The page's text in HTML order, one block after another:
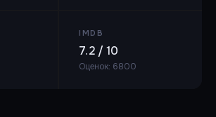
IMDB
7.2 / 10
Оценок: 6800